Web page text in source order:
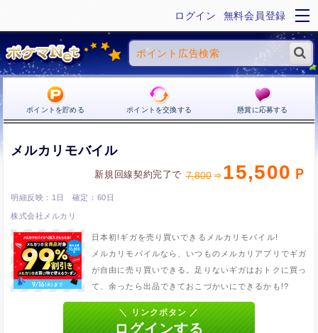
ログイン 無料会員登録
ポイントを貯める ポイントを交換する 懸賞に応募する
メルカリモバイル
新規回線契約完了で 7,800 15,500
1日 60日
株式会社メルカリ
日本初!ギガを売り買いできるメルカリモバイル!
メルカリモバイルなら、いつものメルカリアプリでギガ
が自由に売り買いできる。足りないギガはおトクに買っ
て、余ったら出品できておこづかいにできるかも!?